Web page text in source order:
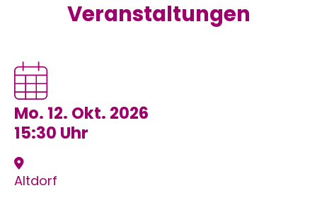
Veranstaltungen
Mo. 12. Okt. 2026
15:30 Uhr
Altdorf